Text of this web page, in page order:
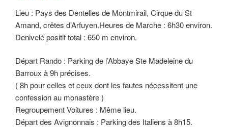
Lieu : Pays des Dentelles de Montmirail, Cirque du St
Amand, crêtes d’Arfuyen.Heures de Marche : 6h30 environ.
Denivelé positif total : 650 m environ.
Départ Rando : Parking de l’Abbaye Ste Madeleine du
Barroux à 9h précises.
( 8h pour celles et ceux dont les fautes nécessitent une
confession au monastère )
Regroupement Voitures : Même lieu.
Départ des Avignonnais : Parking des Italiens à 8h15.